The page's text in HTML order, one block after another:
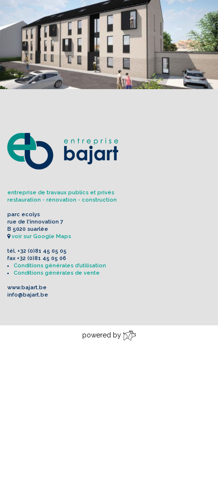
entreprise de travaux publics et privés
restauration - rénovation - construction
parc ecolys
rue de l'innovation 7
B 5020 suarlée
voir sur Google Maps
tél. +32 (0)81 45 05 05
fax +32 (0)81 45 05 06
Conditions générales d’utilisation
Conditions générales de vente
www.bajart.be
info@bajart.be
powered by